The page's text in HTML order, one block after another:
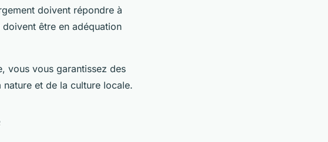
doivent répondre à
doivent être en adéquation
vous vous garantissez des
et de la culture locale.